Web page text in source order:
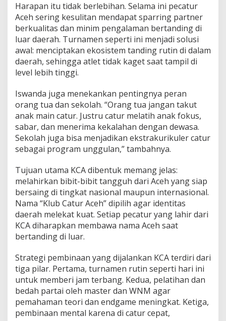
Harapan itu tidak berlebihan. Selama ini pecatur
Aceh sering kesulitan mendapat sparring partner
berkualitas dan minim pengalaman bertanding di
luar daerah. Turnamen seperti ini menjadi solusi
awal: menciptakan ekosistem tanding rutin di dalam
daerah, sehingga atlet tidak kaget saat tampil di
level lebih tinggi.
Iswanda juga menekankan pentingnya peran
orang tua dan sekolah. “Orang tua jangan takut
anak main catur. Justru catur melatih anak fokus,
sabar, dan menerima kekalahan dengan dewasa.
Sekolah juga bisa menjadikan ekstrakurikuler catur
sebagai program unggulan,” tambahnya.
Tujuan utama KCA dibentuk memang jelas:
melahirkan bibit-bibit tangguh dari Aceh yang siap
bersaing di tingkat nasional maupun internasional.
Nama “Klub Catur Aceh” dipilih agar identitas
daerah melekat kuat. Setiap pecatur yang lahir dari
KCA diharapkan membawa nama Aceh saat
bertanding di luar.
Strategi pembinaan yang dijalankan KCA terdiri dari
tiga pilar. Pertama, turnamen rutin seperti hari ini
untuk memberi jam terbang. Kedua, pelatihan dan
bedah partai oleh master dan WNM agar
pemahaman teori dan endgame meningkat. Ketiga,
pembinaan mental karena di catur cepat,